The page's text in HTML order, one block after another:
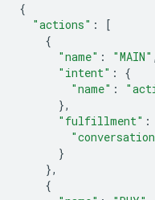
{
"actions" :
[
{
"name" : "MAIN" ,
"intent" :
{
"name" :
},
"fulfillment" :
}
},
{